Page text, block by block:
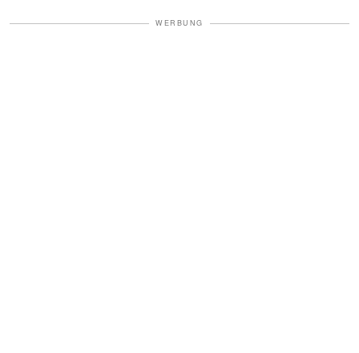
WERBUNG